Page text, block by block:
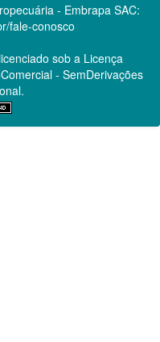
- Embrapa SAC:
fale-conosco
sob a Licença
- SemDerivações